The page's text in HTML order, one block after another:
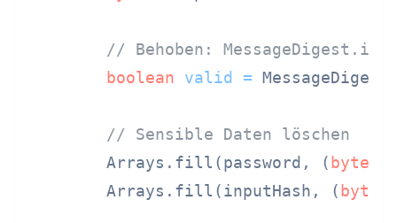
// Behoben:
boolean
valid =
// Sensible Daten löschen
        Arrays.fill(password, (
byte
        Arrays.fill(inputHash, (
byte